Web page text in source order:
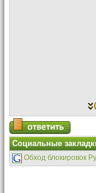
Социальные
Обход блокировок